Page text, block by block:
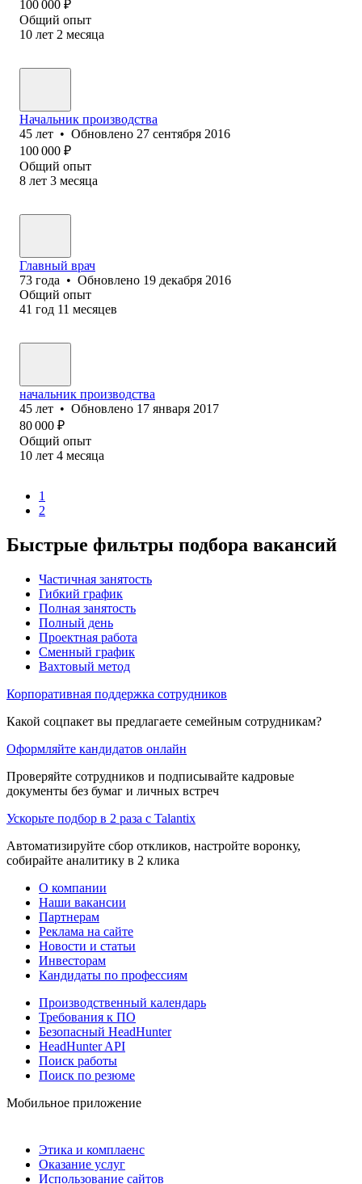
100 000 ₽
Общий опыт
10 лет 2 месяца
Начальник производства
45 лет • Обновлено 27 сентября 2016
100 000 ₽
Общий опыт
8 лет 3 месяца
Главный врач
73 года • Обновлено 19 декабря 2016
Общий опыт
41 год 11 месяцев
начальник производства
45 лет • Обновлено 17 января 2017
80 000 ₽
Общий опыт
10 лет 4 месяца
1
2
Быстрые фильтры подбора вакансий
Частичная занятость
Гибкий график
Полная занятость
Полный день
Проектная работа
Сменный график
Вахтовый метод
Корпоративная поддержка сотрудников
Какой соцпакет вы предлагаете семейным сотрудникам?
Оформляйте кандидатов онлайн
Проверяйте сотрудников и подписывайте кадровые
документы без бумаг и личных встреч
Ускорьте подбор в 2 раза с Talantix
Автоматизируйте сбор откликов, настройте воронку,
собирайте аналитику в 2 клика
О компании
Наши вакансии
Партнерам
Реклама на сайте
Новости и статьи
Инвесторам
Кандидаты по профессиям
Производственный календарь
Требования к ПО
Безопасный HeadHunter
HeadHunter API
Поиск работы
Поиск по резюме
Мобильное приложение
Этика и комплаенс
Оказание услуг
Использование сайтов